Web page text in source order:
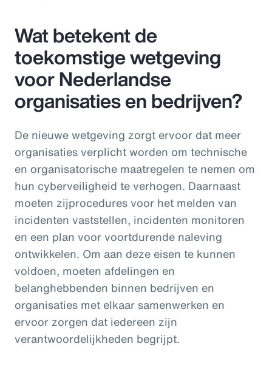
Wat betekent de
toekomstige wetgeving
voor Nederlandse
organisaties en bedrijven?
De nieuwe wetgeving zorgt ervoor dat meer
organisaties verplicht worden om technische
en organisatorische maatregelen te nemen om
hun cyberveiligheid te verhogen. Daarnaast
moeten zijprocedures voor het melden van
incidenten vaststellen, incidenten monitoren
en een plan voor voortdurende naleving
ontwikkelen. Om aan deze eisen te kunnen
voldoen, moeten afdelingen en
belanghebbenden binnen bedrijven en
organisaties met elkaar samenwerken en
ervoor zorgen dat iedereen zijn
verantwoordelijkheden begrijpt.